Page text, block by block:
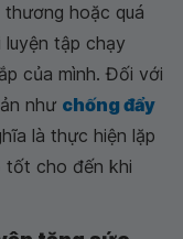
hoặc quá
tập chạy
của mình. Đối với
như chống đẩy
là thực hiện lặp
tốt cho đến khi